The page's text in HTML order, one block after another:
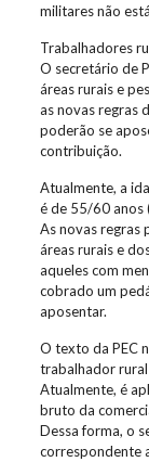
militares não
Trabalhadores
O secretário de
áreas rurais e
as novas regras
poderão se
contribuição.
Atualmente, a
é de 55/60 anos
As novas regras
áreas rurais e
aqueles com
cobrado um
aposentar.
O texto da PEC
trabalhador rural
Atualmente, é
bruto da
Dessa forma, o
correspondente